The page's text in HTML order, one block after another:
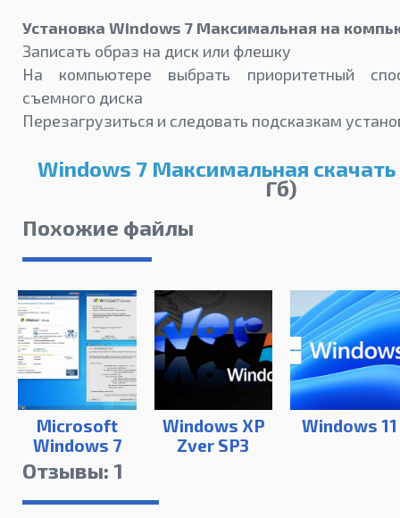
Установка Windows 7 Максимальная на
Записать образ на диск или флешку
На компьютере выбрать приоритетный
съемного диска
Перезагрузиться и следовать подсказкам
Windows 7 Максимальная
Гб)
Похожие файлы
Microsoft
Windows 7
(12.2017) с
драйверами
Windows XP
Zver SP3
Windows 11
Отзывы: 1